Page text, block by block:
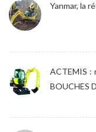
Yanmar, la
ACTEMIS :
BOUCHES